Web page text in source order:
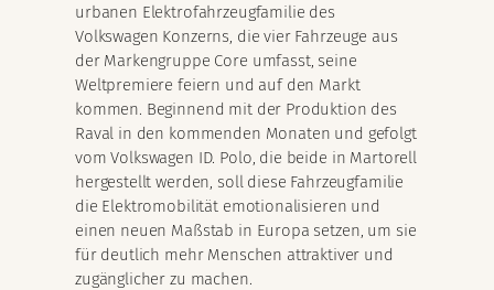
urbanen Elektrofahrzeugfamilie des
Volkswagen Konzerns, die vier Fahrzeuge aus
der Markengruppe Core umfasst, seine
Weltpremiere feiern und auf den Markt
kommen. Beginnend mit der Produktion des
Raval in den kommenden Monaten und gefolgt
vom Volkswagen ID. Polo, die beide in Martorell
hergestellt werden, soll diese Fahrzeugfamilie
die Elektromobilität emotionalisieren und
einen neuen Maßstab in Europa setzen, um sie
für deutlich mehr Menschen attraktiver und
zugänglicher zu machen.